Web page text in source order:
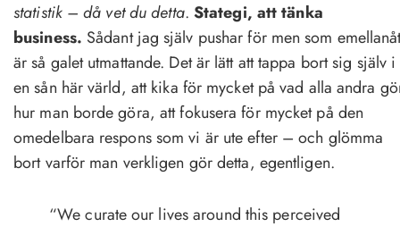
statistik – då vet du detta. Stategi, att tänka
business. Sådant jag själv pushar för men som
är så galet utmattande. Det är lätt att tappa bort sig själv i
en sån här värld, att kika för mycket på vad alla andra
hur man borde göra, att fokusera för mycket på den
omedelbara respons som vi är ute efter – och glömma
bort varför man verkligen gör detta, egentligen.
“We curate our lives around this perceived